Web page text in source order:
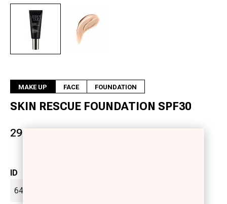
MAKE UP FACE FOUNDATION
SKIN RESCUE FOUNDATION SPF30
29.00 €
ID